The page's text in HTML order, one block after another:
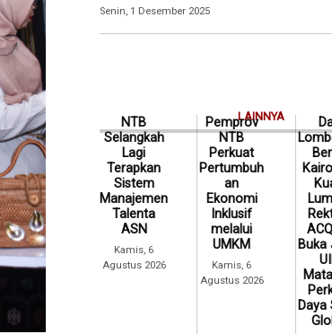
Senin, 1 Desember 2025
LAINNYA
NTB
Selangkah
Lagi
Terapkan
Sistem
Manajemen
Talenta
ASN
Kamis, 6
Agustus 2026
Pemprov
NTB
Perkuat
Pertumbuh
an
Ekonomi
Inklusif
melalui
UMKM
Kamis, 6
Agustus 2026
Buka
Daya